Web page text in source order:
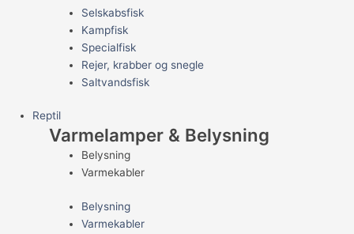
Selskabsfisk
Kampfisk
Specialfisk
Rejer, krabber og snegle
Saltvandsfisk
Reptil
Varmelamper & Belysning
Belysning
Varmekabler
Belysning
Varmekabler